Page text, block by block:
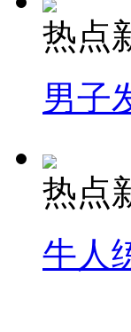
热点
男子
热点
牛人